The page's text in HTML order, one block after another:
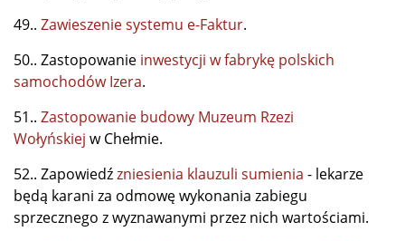
49.. Zawieszenie systemu e-Faktur.
50.. Zastopowanie inwestycji w fabrykę polskich
samochodów Izera.
51.. Zastopowanie budowy Muzeum Rzezi
Wołyńskiej w Chełmie.
52.. Zapowiedźzniesienia klauzuli sumienia - lekarze
będą karani za odmowę wykonania zabiegu
sprzecznego z wyznawanymi przez nich wartościami.